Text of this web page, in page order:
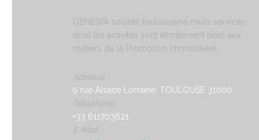
GENESIIA société toulousaine multi-services
dont les activités sont étroitement liées aux
métiers de la Promotion Immobilière.
Adresse :
9 rue Alsace Lorraine, TOULOUSE 31000
Téléphone :
+33 611703621
E-Mail :